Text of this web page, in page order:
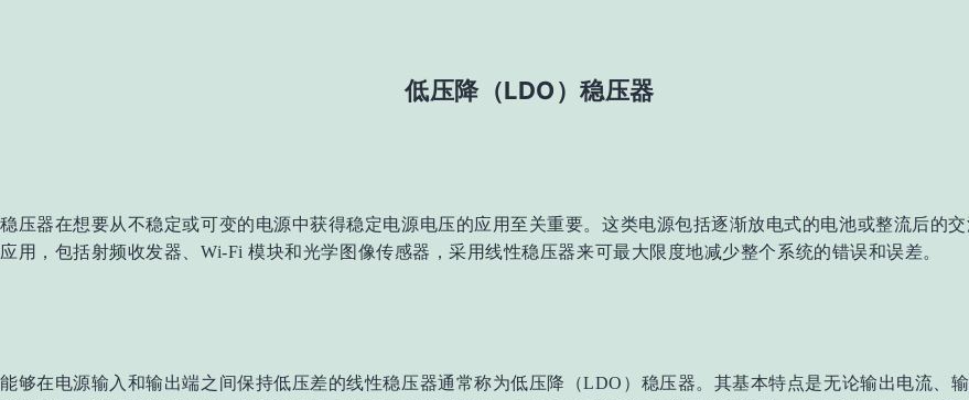
低压降（LDO）稳压器
稳压器在想要从不稳定或可变的电源中获得稳定电源电压的应用至关重要。这类电源包括逐渐放电式的电池或整流后的
应用，包括射频收发器、 Wi-Fi 模块和光学图像传感器，采用线性稳压器来可最大限度地减少整个系统的错误和误差。
能够在电源输入和输出端之间保持低压差的线性稳压器通常称为低压降（LDO）稳压器。其基本特点是无论输出电流、